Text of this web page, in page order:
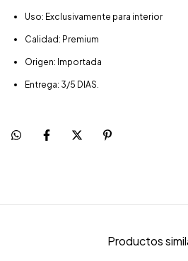
Uso: Exclusivamente para interior
Calidad: Premium
Origen: Importada
Entrega: 3/5 DIAS.
Productos